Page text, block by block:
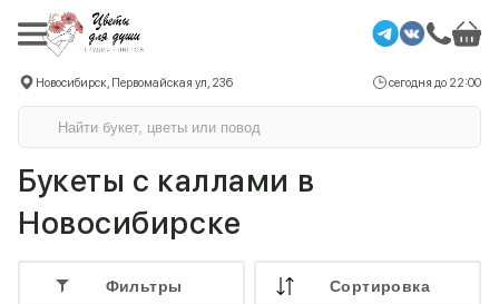
Новосибирск, Первомайская ул, 236 сегодня до 22:00
Букеты с каллами в
Новосибирске
Фильтры Cортировка